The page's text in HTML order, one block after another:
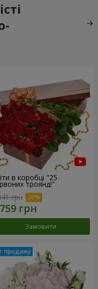
в коробці "25
троянд!"
грн
Замовити